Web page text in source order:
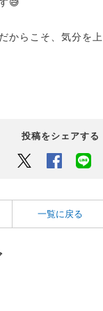
からこそ、気分を
投稿をシェアする
Twitter Facebook
一覧に戻る